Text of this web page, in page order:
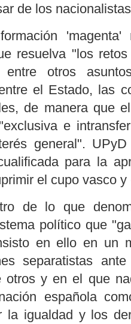
de los
resuelva "los
otros
el Estado, las
de manera que
e
general".
para la
el cupo vasco
de lo que
político que
en ello en un
separatistas
otros y en el que
española
la igualdad y los